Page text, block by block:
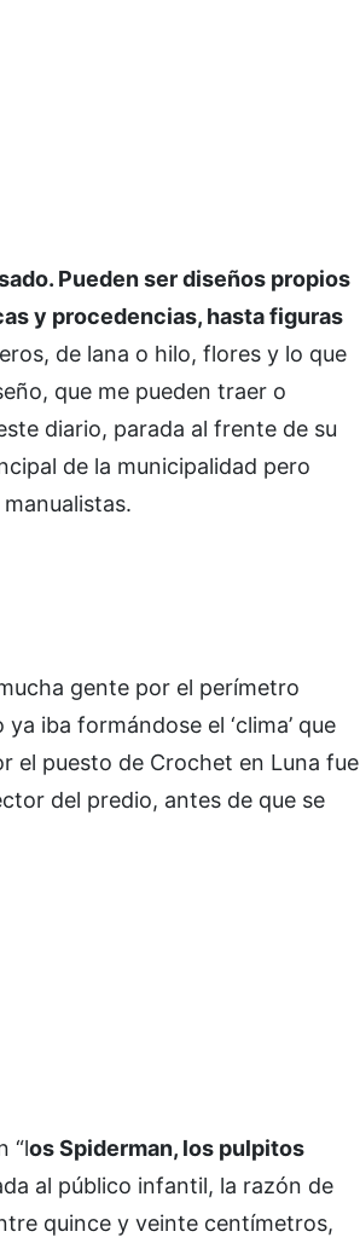
Pueden ser diseños propios
y procedencias, hasta figuras
de lana o hilo, flores y lo que
que me pueden traer o
diario, parada al frente de su
de la municipalidad pero
gente por el perímetro
iba formándose el ‘clima’ que
el puesto de Crochet en Luna fue
del predio, antes de que se
“los Spiderman, los pulpitos
al público infantil, la razón de
quince y veinte centímetros,